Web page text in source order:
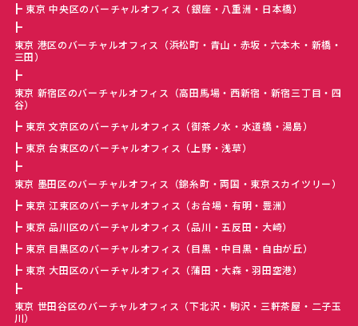
東京 中央区のバーチャルオフィス（銀座・八重洲・日本橋）
東京 港区のバーチャルオフィス（浜松町・青山・赤坂・六本木・新橋・
三田）
東京 新宿区のバーチャルオフィス（高田馬場・西新宿・新宿三丁目・四
谷）
東京 文京区のバーチャルオフィス（御茶ノ水・水道橋・湯島）
東京 台東区のバーチャルオフィス（上野・浅草）
東京 墨田区のバーチャルオフィス（錦糸町・両国・東京スカイツリー）
東京 江東区のバーチャルオフィス（お台場・有明・豊洲）
東京 品川区のバーチャルオフィス（品川・五反田・大崎）
東京 目黒区のバーチャルオフィス（目黒・中目黒・自由が丘）
東京 大田区のバーチャルオフィス（蒲田・大森・羽田空港）
東京 世田谷区のバーチャルオフィス（下北沢・駒沢・三軒茶屋・二子玉
川）